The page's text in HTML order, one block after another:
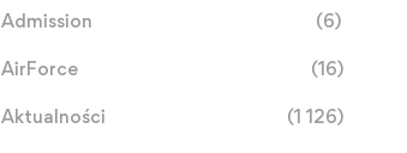
Admission (6)
AirForce (16)
Aktualności (1 126)